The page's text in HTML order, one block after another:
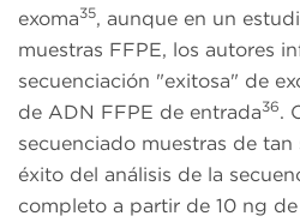
exoma35, aunque en un
muestras FFPE, los autores
secuenciación "exitosa" de
de ADN FFPE de entrada36.
secuenciado muestras de
éxito del análisis de la
completo a partir de 10 ng